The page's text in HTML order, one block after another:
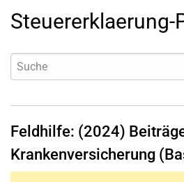
Steuererklaerung-
Feldhilfe: (2024)
Krankenversicherung